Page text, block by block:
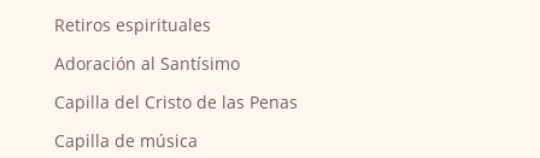
Retiros espirituales
Adoración al Santísimo
Capilla del Cristo de las Penas
Capilla de música